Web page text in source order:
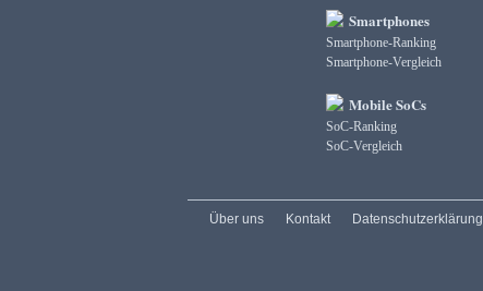
Smartphones
Smartphone-Ranking
Smartphone-Vergleich
Mobile SoCs
SoC-Ranking
SoC-Vergleich
Über uns Kontakt Datenschutzerklärung